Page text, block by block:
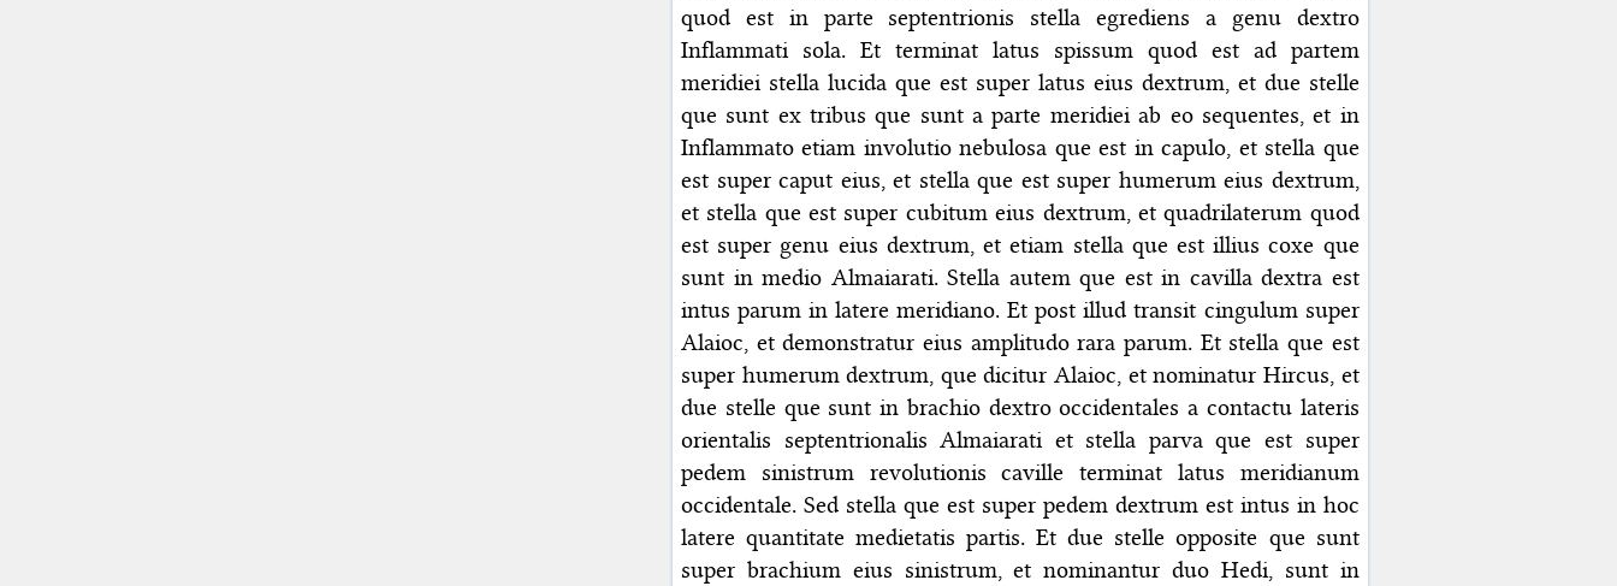
quod est in parte septentrionis stella egrediens a genu dextro
Inflammati sola. Et terminat latus spissum quod est ad partem
meridiei stella lucida que est super latus eius dextrum, et due stelle
que sunt ex tribus que sunt a parte meridiei ab eo sequentes, et in
Inflammato etiam involutio nebulosa que est in capulo, et stella que
est super caput eius, et stella que est super humerum eius dextrum,
et stella que est super cubitum eius dextrum, et quadrilaterum quod
est super genu eius dextrum, et etiam stella que est illius coxe que
sunt in medio Almaiarati. Stella autem que est in cavilla dextra est
intus parum in latere meridiano. Et post illud transit cingulum super
Alaioc, et demonstratur eius amplitudo rara parum. Et stella que est
super humerum dextrum, que dicitur Alaioc, et nominatur Hircus, et
due stelle que sunt in brachio dextro occidentales a contactu lateris
orientalis septentrionalis Almaiarati et stella parva que est super
pedem sinistrum revolutionis caville terminat latus meridianum
occidentale. Sed stella que est super pedem dextrum est intus in hoc
latere quantitate medietatis partis. Et due stelle opposite que sunt
super brachium eius sinistrum, et nominantur duo Hedi, sunt in